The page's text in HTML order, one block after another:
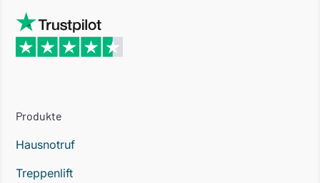
Produkte
Hausnotruf
Treppenlift